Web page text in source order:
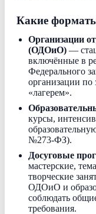
Какие
Организации
(ОДОиО) —
включённые в
Федерального
организации по
«лагерем».
курсы,
№273-ФЗ).
Досуговые
мастерские,
творческие
ОДОиО и
соблюдать
требования.